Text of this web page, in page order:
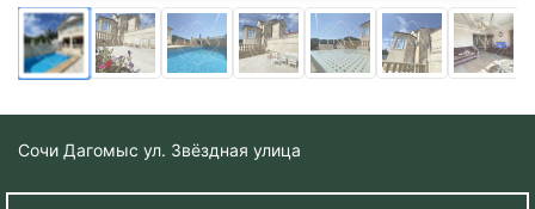
Сочи Дагомыс ул. Звёздная улица